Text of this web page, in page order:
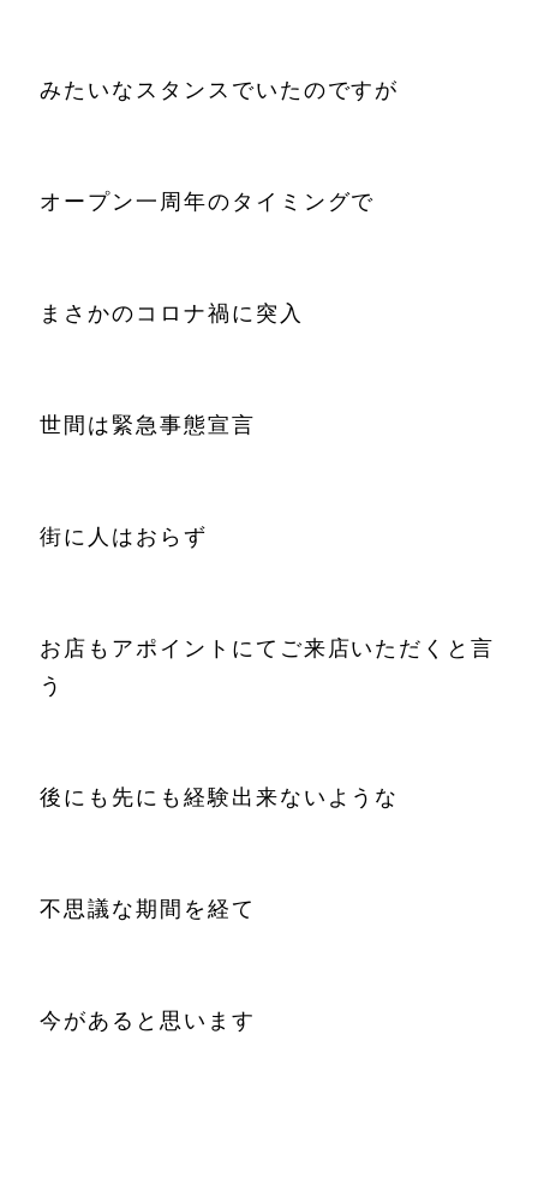
みたいなスタンスでいたのですが
オープン一周年のタイミングで
まさかのコロナ禍に突入
世間は緊急事態宣言
街に人はおらず
お店もアポイントにてご来店いただくと言
う
後にも先にも経験出来ないような
不思議な期間を経て
今があると思います